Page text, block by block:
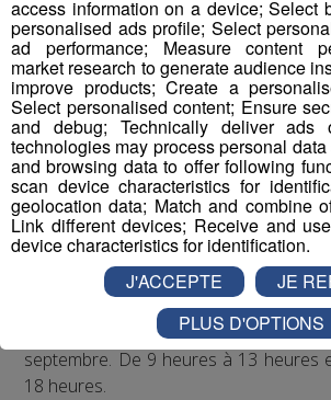
Le mois dernier, plus de 600
présentées au Majestic pour
Moderna. Des locaux, mais aussi
passage. Le centre va être de
partir du lundi 13 septembre pour la
fermera le vendredi 24 septembre.
Les créneaux pour les premiers
mais il reste des rendez-vous libres
Ouverture du centre éphémère
Majestic du lundi 13 septembre
septembre ; et du lundi 20
septembre. De 9 heures à 13 heures
18 heures.
access information on a device; Select
personalised ads profile; Select
ad performance; Measure content
market research to generate audience
improve products; Create a
Select personalised content; Ensure
and debug; Technically deliver ads
technologies may process personal
and browsing data to offer following
scan device characteristics for
geolocation data; Match and combine
Link different devices; Receive and
device characteristics for identification.
J'ACCEPTE
JE
PLUS D'OPTIONS